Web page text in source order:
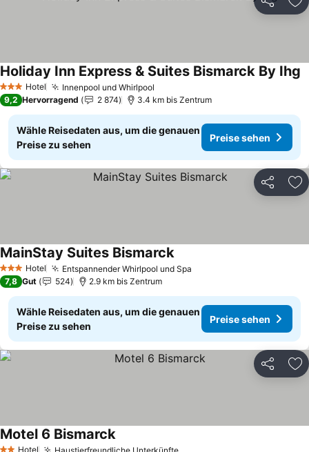
Teilen
3 SterneHotel Innenpool und Whirlpool
Holiday Inn Express & Suites Bismarck By Ihg
9,2 Hervorragend 2 874 3.4 km bis Zentrum
Wähle Reisedaten aus, um die genauen
Preise zu sehen
Preise sehen
Teilen
3 SterneHotel Entspannender Whirlpool und Spa
MainStay Suites BismarckPreise sehen
7,8 Gut 524 2.9 km bis Zentrum
Wähle Reisedaten aus, um die genauen
Preise zu sehen
Preise sehen
Teilen
Hotel Haustierfreundliche Unterkünfte
Motel 6 BismarckPreise sehen